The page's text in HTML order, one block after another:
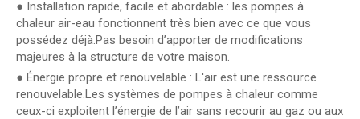
● Installation rapide, facile et abordable : les pompes à
chaleur air-eau fonctionnent très bien avec ce que vous
possédez déjà.Pas besoin d’apporter de modifications
majeures à la structure de votre maison.
● Énergie propre et renouvelable : L'air est une ressource
renouvelable.Les systèmes de pompes à chaleur comme
ceux-ci exploitent l’énergie de l’air sans recourir au gaz ou aux